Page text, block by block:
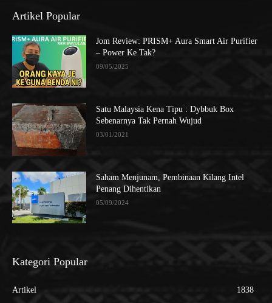
Artikel Popular
Jom Review: PRISM+ Aura Smart Air Purifier
– Power Ke Tak?
09/05/2025
Satu Malaysia Kena Tipu : Dybbuk Box
Sebenarnya Tak Pernah Wujud
03/01/2021
Saham Menjunam, Pembinaan Kilang Intel
Penang Dihentikan
05/09/2024
Kategori Popular
Artikel
1838